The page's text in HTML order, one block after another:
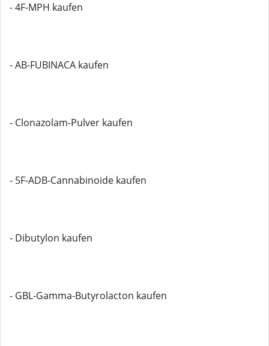
- 4F-MPH kaufen
- AB-FUBINACA kaufen
- Clonazolam-Pulver kaufen
- 5F-ADB-Cannabinoide kaufen
- Dibutylon kaufen
- GBL-Gamma-Butyrolacton kaufen